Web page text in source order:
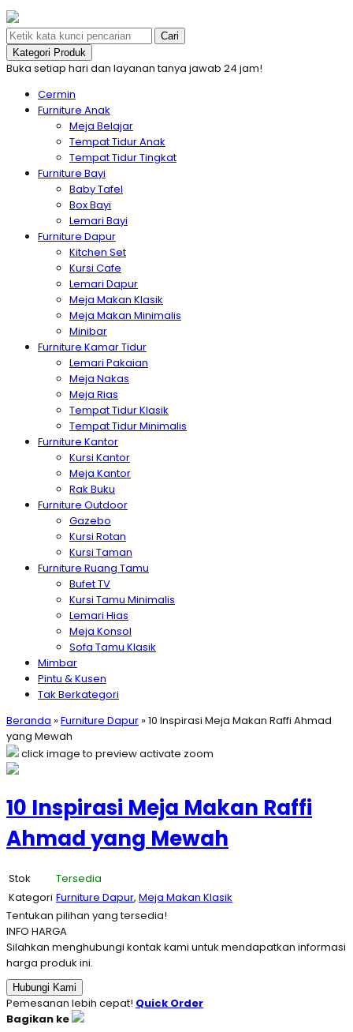
Cari
Kategori Produk
Buka setiap hari dan layanan tanya jawab 24 jam!
Cermin
Furniture Anak
Meja Belajar
Tempat Tidur Anak
Tempat Tidur Tingkat
Furniture Bayi
Baby Tafel
Box Bayi
Lemari Bayi
Furniture Dapur
Kitchen Set
Kursi Cafe
Lemari Dapur
Meja Makan Klasik
Meja Makan Minimalis
Minibar
Furniture Kamar Tidur
Lemari Pakaian
Meja Nakas
Meja Rias
Tempat Tidur Klasik
Tempat Tidur Minimalis
Furniture Kantor
Kursi Kantor
Meja Kantor
Rak Buku
Furniture Outdoor
Gazebo
Kursi Rotan
Kursi Taman
Furniture Ruang Tamu
Bufet TV
Kursi Tamu Minimalis
Lemari Hias
Meja Konsol
Sofa Tamu Klasik
Mimbar
Pintu & Kusen
Tak Berkategori
Beranda »Furniture Dapur »10 Inspirasi Meja Makan Raffi Ahmad
yang Mewah
click image to previewactivate zoom
10 Inspirasi Meja Makan Raffi
Ahmad yang Mewah
Stok
Tersedia
Kategori Furniture Dapur, Meja Makan Klasik
Tentukan pilihan yang tersedia!
INFO HARGA
Silahkan menghubungi kontak kami untuk mendapatkan informasi
harga produk ini.
Hubungi Kami
Pemesanan lebih cepat! Quick Order
Bagikan ke